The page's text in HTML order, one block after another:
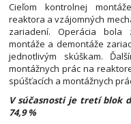
Cieľom kontrolnej
reaktora a vzájomných
zariadení. Operácia
montáže a demontáže
jednotlivým skúškam.
montážnych prác na
spúšťacích a montážnych
V súčasnosti je tretí blok
74,9 %